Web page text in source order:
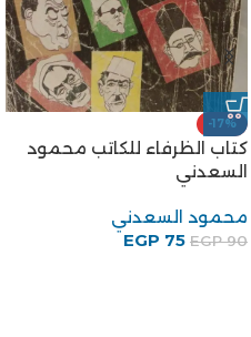
-17%
كتاب الظرفاء للكاتب محمود
السعدني
محمود السعدني
EGP90
EGP 75